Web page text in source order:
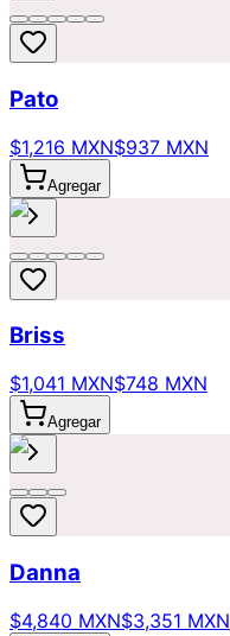
Pato
$1,216 MXN$937 MXN
Agregar
Briss
$1,041 MXN$748 MXN
Agregar
Danna
$4,840 MXN$3,351 MXN